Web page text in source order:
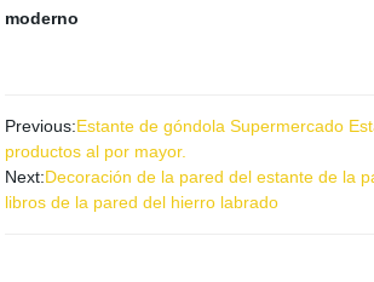
moderno
Previous:Estante de góndola Supermercado
productos al por mayor.
Next:Decoración de la pared del estante de la
libros de la pared del hierro labrado